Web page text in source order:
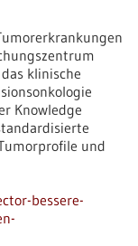
klinische
Knowledge
und
bessere-